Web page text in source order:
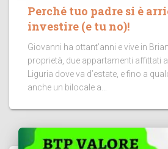
Perché tuo padre si è
investire (e tu no)!
Giovanni ha ottant’anni e vive in
proprietà, due appartamenti affittati
Liguria dove va d’estate, e fino a
anche un bilocale a...